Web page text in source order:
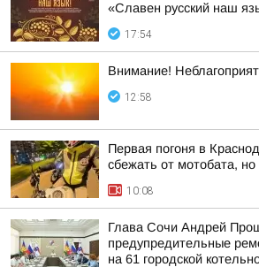
«Славен русский наш
17:54
Внимание!
12:58
Первая погоня в
сбежать от мотобата,
10:08
Глава Сочи Андрей
предупредительные
на 61 городской